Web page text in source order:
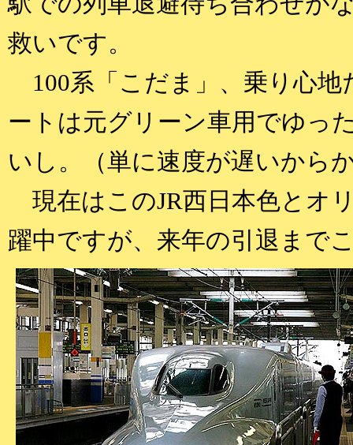
救いです。
100系「こだま」、乗り心地
ートは元グリーン車用でゆっ
いし。（単に速度が遅いから
現在はこのJR西日本色とオ
躍中ですが、来年の引退まで